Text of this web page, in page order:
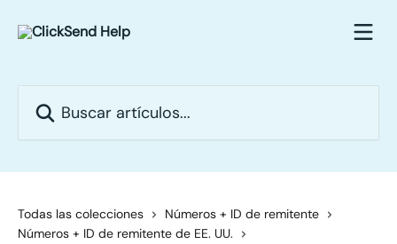
Todas las colecciones
Números + ID de remitente
Números + ID de remitente de EE. UU.